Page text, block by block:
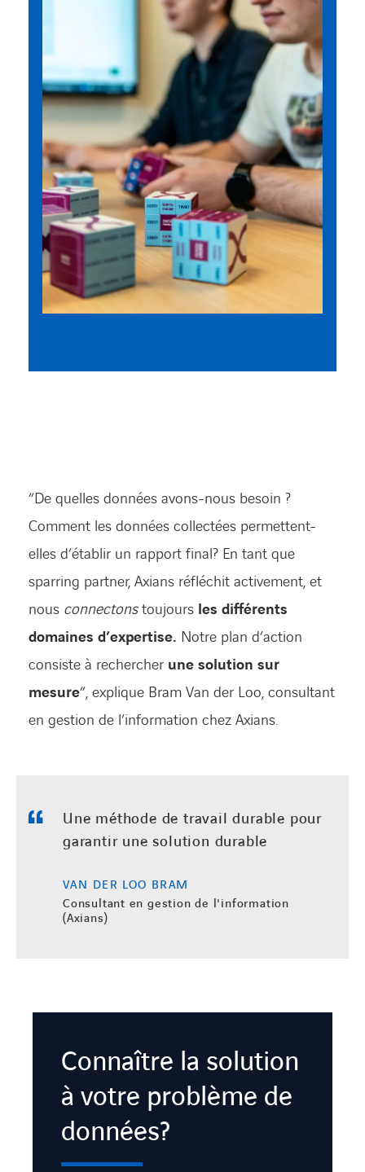
“De quelles données avons-nous besoin ?
Comment les données collectées permettent-
elles d’établir un rapport final? En tant que
sparring partner, Axians réfléchit activement, et
nous connectonstoujours les différents
domaines d’expertise. Notre plan d’action
consiste à rechercher une solution sur
mesure“, explique Bram Van der Loo, consultant
en gestion de l’information chez Axians.
Une méthode de travail durable pour
garantir une solution durable
VAN DER LOO BRAM
Consultant en gestion de l'information
(Axians)
Connaître la solution
à votre problème de
données?